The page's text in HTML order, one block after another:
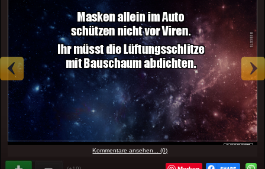
Kommentare ansehen... (0)